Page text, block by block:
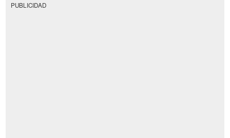
PUBLICIDAD